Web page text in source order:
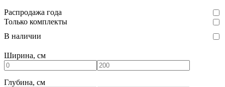
Распродажа года
Только комплекты
В наличии
Ширина, см
Глубина, см